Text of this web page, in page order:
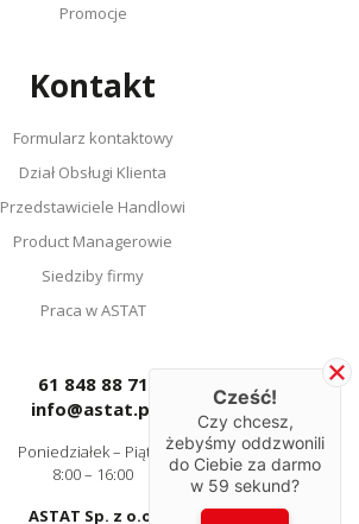
Promocje
Kontakt
Formularz kontaktowy
Dział Obsługi Klienta
Przedstawiciele Handlowi
Product Managerowie
Siedziby firmy
Praca w ASTAT
61 848 88 71
info@astat.pl
Poniedziałek – Piątek
8:00 – 16:00
ASTAT Sp. z o.o.
Cześć!
Czy chcesz,
żebyśmy oddzwonili
do Ciebie za darmo
w 59 sekund?